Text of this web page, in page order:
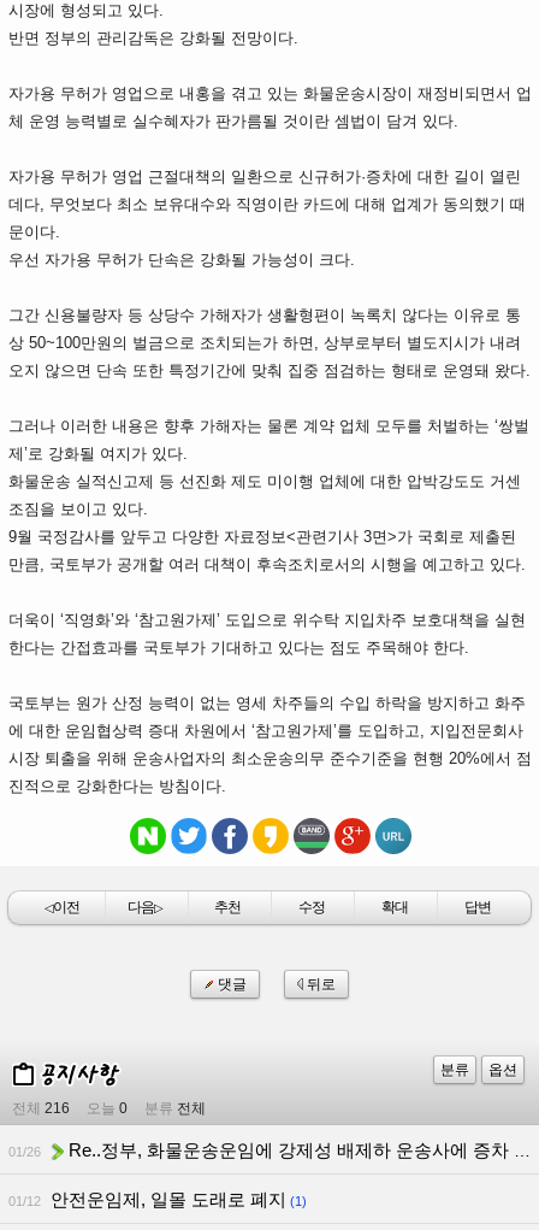
시장에 형성되고 있다.
반면 정부의 관리감독은 강화될 전망이다.
자가용 무허가 영업으로 내홍을 겪고 있는 화물운송시장이 재정비되면서 업
체 운영 능력별로 실수혜자가 판가름될 것이란 셈법이 담겨 있다.
자가용 무허가 영업 근절대책의 일환으로 신규허가·증차에 대한 길이 열린
데다, 무엇보다 최소 보유대수와 직영이란 카드에 대해 업계가 동의했기 때
문이다.
우선 자가용 무허가 단속은 강화될 가능성이 크다.
그간 신용불량자 등 상당수 가해자가 생활형편이 녹록치 않다는 이유로 통
상 50~100만원의 벌금으로 조치되는가 하면, 상부로부터 별도지시가 내려
오지 않으면 단속 또한 특정기간에 맞춰 집중 점검하는 형태로 운영돼 왔다.
그러나 이러한 내용은 향후 가해자는 물론 계약 업체 모두를 처벌하는 ‘쌍벌
제’로 강화될 여지가 있다.
화물운송 실적신고제 등 선진화 제도 미이행 업체에 대한 압박강도도 거센
조짐을 보이고 있다.
9월 국정감사를 앞두고 다양한 자료정보<관련기사 3면>가 국회로 제출된
만큼, 국토부가 공개할 여러 대책이 후속조치로서의 시행을 예고하고 있다.
더욱이 ‘직영화’와 ‘참고원가제’ 도입으로 위수탁 지입차주 보호대책을 실현
한다는 간접효과를 국토부가 기대하고 있다는 점도 주목해야 한다.
국토부는 원가 산정 능력이 없는 영세 차주들의 수입 하락을 방지하고 화주
에 대한 운임협상력 증대 차원에서 ‘참고원가제’를 도입하고, 지입전문회사
시장 퇴출을 위해 운송사업자의 최소운송의무 준수기준을 현행 20%에서 점
진적으로 강화한다는 방침이다.
◁이전 다음▷ 추천 수정 확대 답변
댓글 뒤로
분류 옵션
전체 216 오늘 0 분류 전체
01/26 Re..정부, 화물운송운임에 강제성 배제하 운송사에 증차 허용?
01/12 안전운임제, 일몰 도래로 폐지 (1)